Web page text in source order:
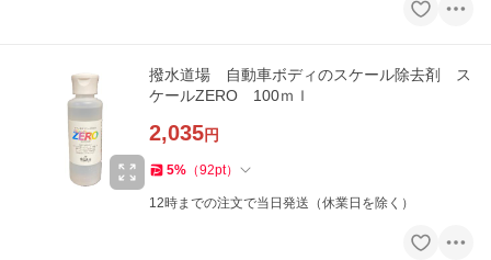
撥水道場 自動車ボディのスケール除去剤 ス
ケールZERO 100ｍｌ
2,035円
5% （92pt）
12時までの注文で当日発送（休業日を除く）